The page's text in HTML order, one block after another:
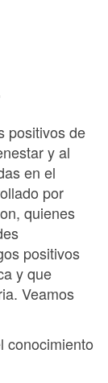
positivos de
y al
en el
por
quienes
positivos
y que
Veamos
conocimiento